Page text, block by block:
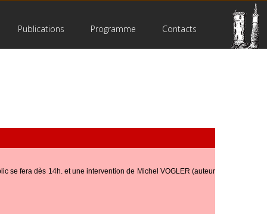
Publications Programme Contacts
se fera dès 14h. et une intervention de Michel VOGLER (auteur